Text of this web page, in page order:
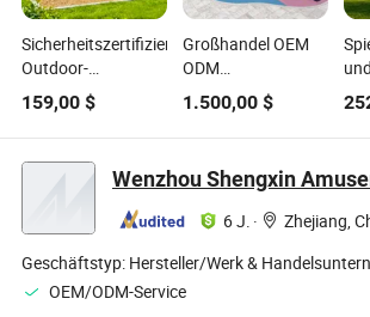
Sicherheitszertifizierte
Outdoor-
Spielplatzsets für
Kinder,
kommerzielle
Qualität,
multifunktionale
Schaukel- und
Rutschen-
Gymnastik,
langlebige
159,00 $
Großhandel OEM
ODM
maßgeschneiderte
Raketen-Thema
Raumfahrt Außen-
Freizeitpark Außen-
Spielplatzgeräte
Kinderrutsche
1.500,00$
6 J. ·
Zhejiang,
Geschäftstyp: Hersteller/Werk &
OEM/ODM-Service